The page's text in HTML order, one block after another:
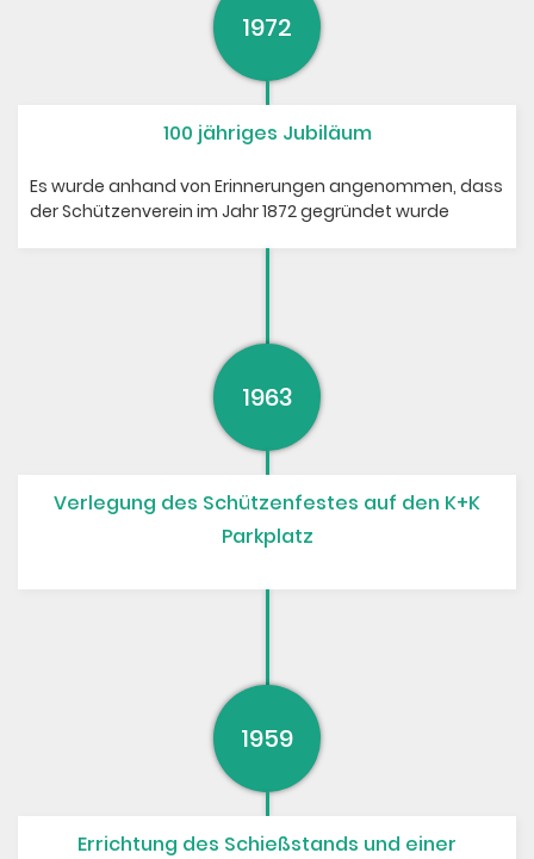
1972
100 jähriges Jubiläum
Es wurde anhand von Erinnerungen angenommen, dass
der Schützenverein im Jahr 1872 gegründet wurde
1963
Verlegung des Schützenfestes auf den K+K
Parkplatz
1959
Errichtung des Schießstands und einer